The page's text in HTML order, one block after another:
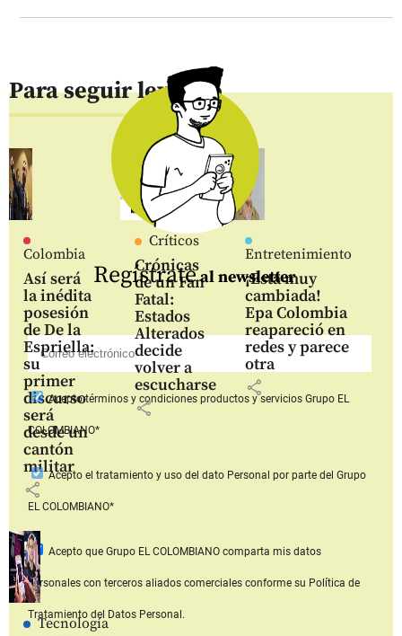
Para seguir leyendo
Colombia
Así será
la inédita
posesión
de De la
Espriella:
su
primer
discurso
será
desde un
cantón
militar
share
Críticos
Crónicas
de un Fan
Fatal:
Estados
Alterados
decide
volver a
escucharse
share
Entretenimiento
¡Está muy
cambiada!
Epa Colombia
reapareció en
redes y parece
otra
share
Tecnología
Regístrateal newsletter
Aceptotérminos y condiciones productos y serviciosGrupo EL
COLOMBIANO*
Acepto el tratamiento y uso del dato Personal por parte del Grupo
EL COLOMBIANO*
Acepto que Grupo EL COLOMBIANOcomparta mis datos
personales con terceros aliados comerciales conforme su Política de
Tratamiento del Datos Personal.